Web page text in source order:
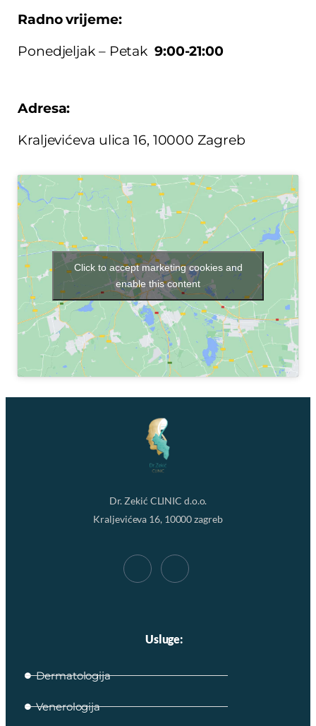
Radno vrijeme:
Ponedjeljak – Petak 9:00-21:00
Adresa:
Kraljevićeva ulica 16, 10000 Zagreb
Click to accept marketing cookies and
enable this content
Dr. Zekić CLINIC d.o.o.
Kraljevićeva 16, 10000 zagreb
Usluge:
Dermatologija
Venerologija